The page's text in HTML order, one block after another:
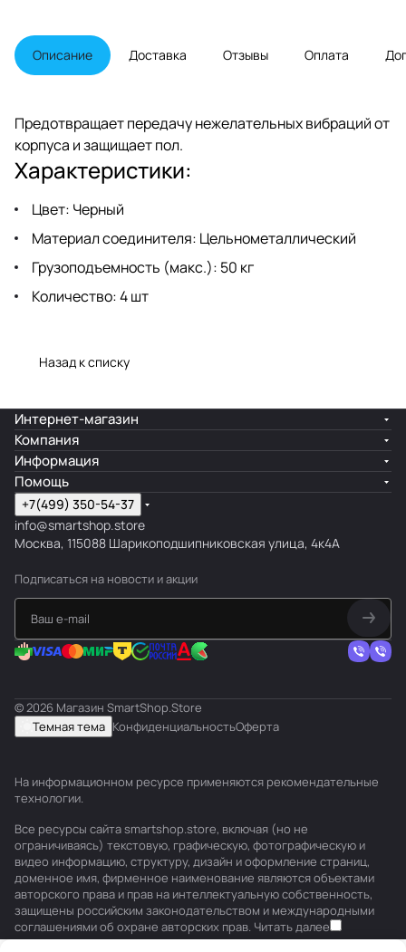
Описание Доставка Отзывы Оплата
Предотвращает передачу нежелательных вибраций от
корпуса и защищает пол.
Характеристики:
Цвет: Черный
Материал соединителя: Цельнометаллический
Грузоподъемность (макс.): 50 кг
Количество: 4 шт
Назад к списку
Интернет-магазин
Компания
Информация
Помощь
+7(499) 350-54-37
info@smartshop.store
Москва, 115088 Шарикоподшипниковская улица, 4к4А
Подписаться на новости и акции
© 2026 Магазин SmartShop.Store
Темная тема КонфиденциальностьОферта
На информационном ресурсе применяются рекомендательные
технологии.
Все ресурсы сайта smartshop.store, включая (но не
ограничиваясь) текстовую, графическую, фотографическую и
видео информацию, структуру, дизайн и оформление страниц,
доменное имя, фирменное наименование являются объектами
авторского права и прав на интеллектуальную собственность,
защищены российским законодательством и международными
соглашениями об охране авторских прав. Читать далее